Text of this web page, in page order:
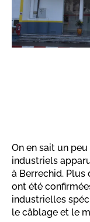
On en sait un
industriels
à Berrechid. Plus
ont été
industrielles
le câblage et le